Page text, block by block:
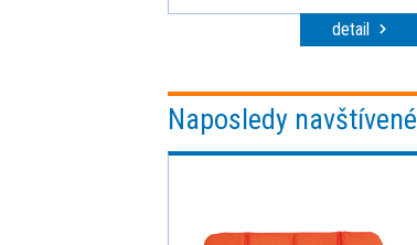
detail
Naposledy navštívené